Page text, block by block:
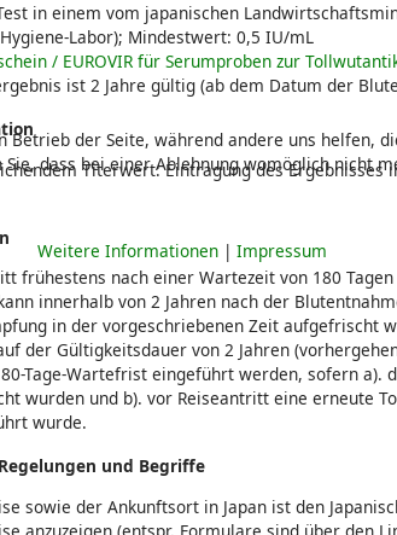
in einem vom japanischen
Hygiene-Labor); Mindestwert: 0,5 IU/mL
/ EUROVIR für Serumproben zur
ist 2 Jahre gültig (ab dem Datum der
Titerwert: Eintragung des Ergebnisses
frühestens nach einer Wartezeit von 180
innerhalb von 2 Jahren nach der
in der vorgeschriebenen Zeit aufgefrischt
der Gültigkeitsdauer von 2 Jahren
Tage-Wartefrist eingeführt werden, sofern a).
wurden und b). vor Reiseantritt eine erneute
wurde.
und Begriffe
sowie der Ankunftsort in Japan ist den
der Seite, während andere uns helfen,
dass bei einer Ablehnung womöglich nicht
Weitere Informationen | Impressum